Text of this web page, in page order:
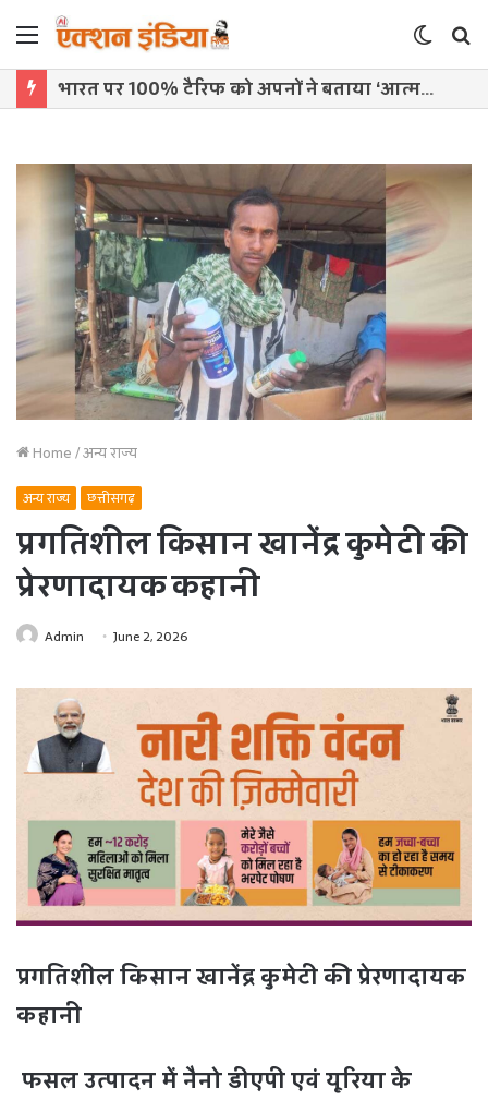
Menu
Switch
skin
भारत पर 100% टैरिफ को अपनों ने बताया ‘आत्मघाती कदम’, ट्रंप प्रशासन पर उठे सवाल
Home/अन्य राज्य
अन्य राज्य छत्तीसगढ़
प्रगतिशील किसान खानेंद्र कुमेटी की
प्रेरणादायक कहानी
Admin June 2, 2026
प्रगतिशील किसान खानेंद्र कुमेटी की प्रेरणादायक
कहानी
फसल उत्पादन में नैनो डीएपी एवं यूरिया के